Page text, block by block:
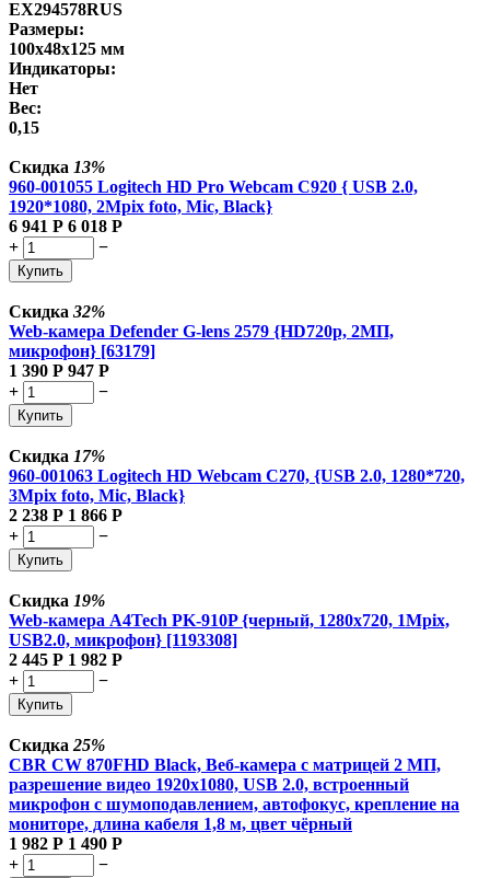
EX294578RUS
Размеры:
100x48x125 мм
Индикаторы:
Нет
Вес:
0,15
Скидка 13%
960-001055 Logitech HD Pro Webcam C920 { USB 2.0,
1920*1080, 2Mpix foto, Mic, Black}
6 941 Р 6 018 Р
+
−
Купить
Скидка 32%
Web-камера Defender G-lens 2579 {HD720p, 2МП,
микрофон} [63179]
1 390 Р 947 Р
+
−
Купить
Скидка 17%
960-001063 Logitech HD Webcam C270, {USB 2.0, 1280*720,
3Mpix foto, Mic, Black}
2 238 Р 1 866 Р
+
−
Купить
Скидка 19%
Web-камера A4Tech PK-910P {черный, 1280x720, 1Mpix,
USB2.0, микрофон} [1193308]
2 445 Р 1 982 Р
+
−
Купить
Скидка 25%
CBR CW 870FHD Black, Веб-камера с матрицей 2 МП,
разрешение видео 1920х1080, USB 2.0, встроенный
микрофон с шумоподавлением, автофокус, крепление на
мониторе, длина кабеля 1,8 м, цвет чёрный
1 982 Р 1 490 Р
+
−